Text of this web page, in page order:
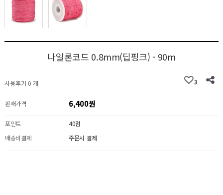
나일론코드 0.8mm(딥핑크) - 90m
사용후기 0 개 3
판매가격 6,400원
포인트
40점
배송비결제
주문시 결제